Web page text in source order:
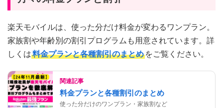
楽天モバイルは、使った分だけ料金が変わるワンプラン。
家族割や年齢別の割引プログラムも用意されています。詳
しくは料金プランと各種割引のまとめ をご覧ください。
関連記事
料金プランと各種割引のまとめ
使った分だけのワンプラン・家族割など